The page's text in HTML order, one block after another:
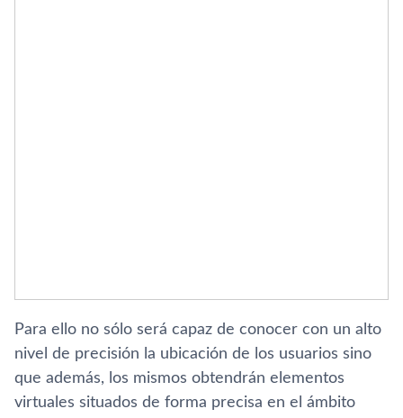
Para ello no sólo será capaz de conocer con un alto
nivel de precisión la ubicación de los usuarios sino
que además, los mismos obtendrán elementos
virtuales situados de forma precisa en el ámbito